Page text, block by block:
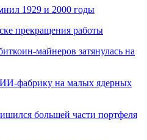
1929 и 2000 годы
прекращения работы
майнеров затянулась на
фабрику на малых ядерных
большей части портфеля